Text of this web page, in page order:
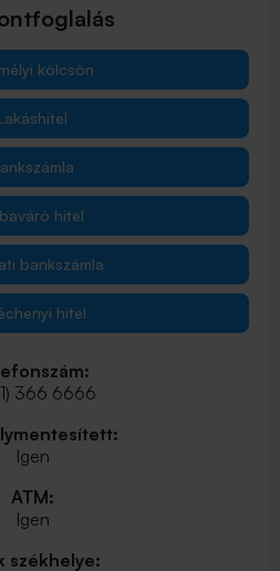
kölcsön
hitel
bankszámla
hitel
366 6666
Igen
ATM:
Igen
székhelye: